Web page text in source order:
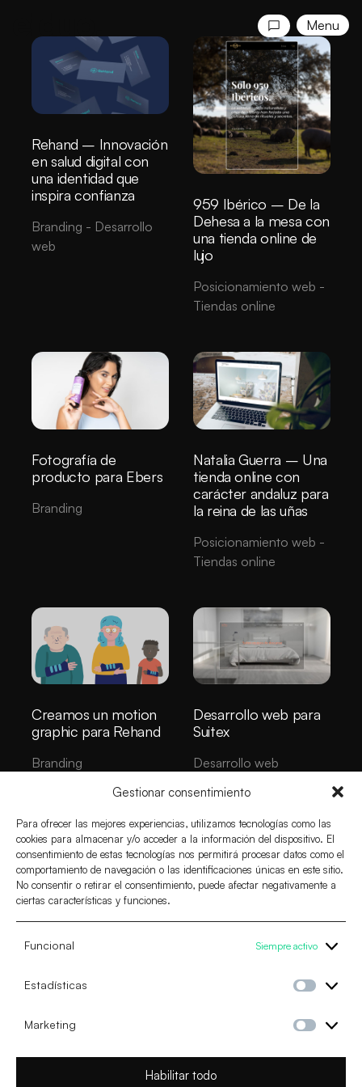
Gestionar consentimiento
Para ofrecer las mejores experiencias, utilizamos tecnologías como las
cookies para almacenar y/o acceder a la información del dispositivo. El
consentimiento de estas tecnologías nos permitirá procesar datos como el
comportamiento de navegación o las identificaciones únicas en este sitio.
No consentir o retirar el consentimiento, puede afectar negativamente a
ciertas características y funciones.
Funcional Siempre activo
Estadísticas
Marketing
Habilitar todo
Menu
Rehand – Innovación
en salud digital con
una identidad que
inspira confianza
Branding - Desarrollo
web
959 Ibérico – De la
Dehesa a la mesa con
una tienda online de
lujo
Posicionamiento web -
Tiendas online
Fotografía de
producto para Ebers
Branding
Natalia Guerra – Una
tienda online con
carácter andaluz para
la reina de las uñas
Posicionamiento web -
Tiendas online
Creamos un motion
graphic para Rehand
Branding
Desarrollo web para
Suitex
Desarrollo web
Contacto.
854 703 803
Servicios.
Síguenos.